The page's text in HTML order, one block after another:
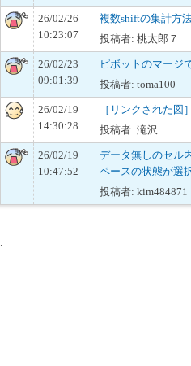
26/02/26
10:23:07
複数shiftの集計方
投稿者: 桃太郎７
26/02/23
09:01:39
ピボットのマージ
投稿者: toma100
26/02/19
14:30:28
［リンクされた
投稿者: 滝沢
26/02/19
10:47:52
データ無しのセル
ペースの状態が選
投稿者: kim484871